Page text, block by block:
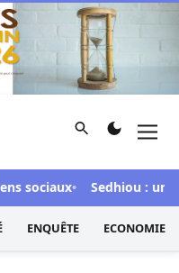
et d'investigation
Rechercher
Sedhiou : un
ENQUÊTE ECONOMIE